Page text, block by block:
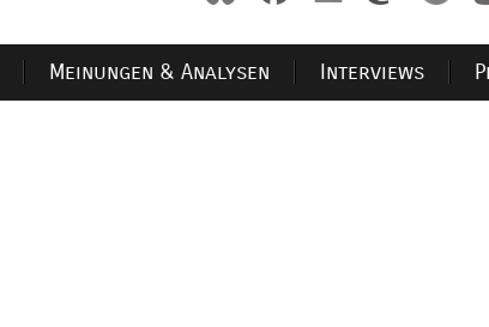
Meinungen & Analysen Interviews